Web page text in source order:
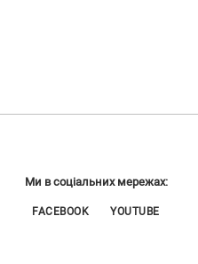
Ми в соціальних мережах:
FACEBOOK YOUTUBE